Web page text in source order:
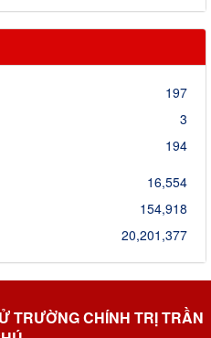
197
3
194
16,554
154,918
20,201,377
TRƯỜNG CHÍNH TRỊ TRẦN